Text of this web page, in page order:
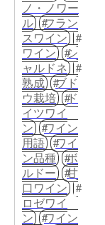
ノ・ノワー
ル
フラン
スワイン
ワイン
シ
ャルドネ
熟成
ブド
ウ栽培
ド
イツワイ
ン
ワイン
用語
ワイ
ン品種
ボ
ルドー
甘
口ワイン
ロゼワイ
ン
ワイン